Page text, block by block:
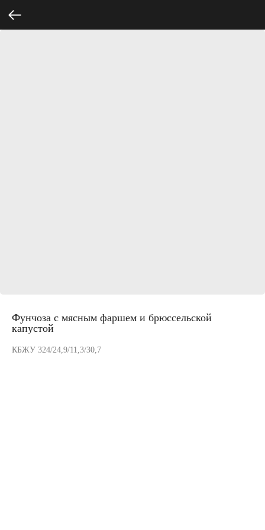
Фунчоза с мясным фаршем и брюссельской
капустой
КБЖУ 324/24,9/11,3/30,7